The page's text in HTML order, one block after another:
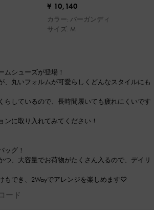
¥ 10,140
カラー: バーガンディ
サイズ: M
ムシューズが登場！
、丸いフォルムが可愛らしくどんなスタイルにも
らしているので、長時間履いても疲れにくいです
ンに取り入れてみてください！
ッグ！
つ、大容量でお荷物がたくさん入るので、デイリ
もでき、2Wayでアレンジを楽しめます♡
ード